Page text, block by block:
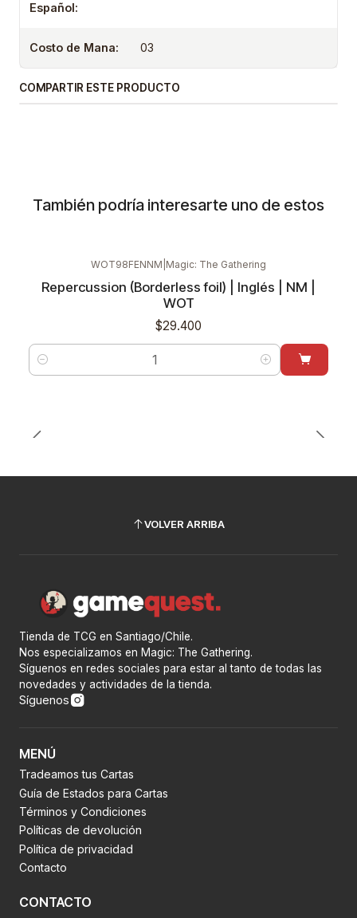
Español:
Costo de Mana: 03
COMPARTIR ESTE PRODUCTO
También podría interesarte uno de estos
WOT98FENNM Magic: The Gathering
Repercussion (Borderless foil) | Inglés | NM |
WOT
$29.400
Cantidad
VOLVER ARRIBA
Tienda de TCG en Santiago/Chile.
Nos especializamos en Magic: The Gathering.
Síguenos en redes sociales para estar al tanto de todas las
novedades y actividades de la tienda.
Síguenos
MENÚ
Tradeamos tus Cartas
Guía de Estados para Cartas
Términos y Condiciones
Políticas de devolución
Política de privacidad
Contacto
CONTACTO